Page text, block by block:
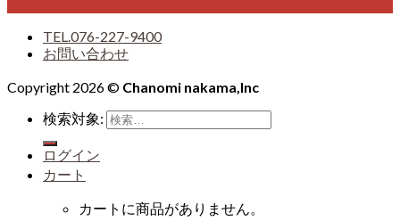
TEL.076-227-9400
お問い合わせ
Copyright 2026 © Chanomi nakama,Inc
検索対象:
ログイン
カート
カートに商品がありません。